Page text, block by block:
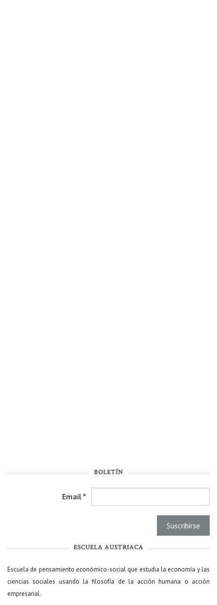
BOLETÍN
Email *
ESCUELA AUSTRIACA
Escuela de pensamiento económico-social que estudia la economía y las
ciencias sociales usando la filosofía de la acción humana o acción
empresarial.